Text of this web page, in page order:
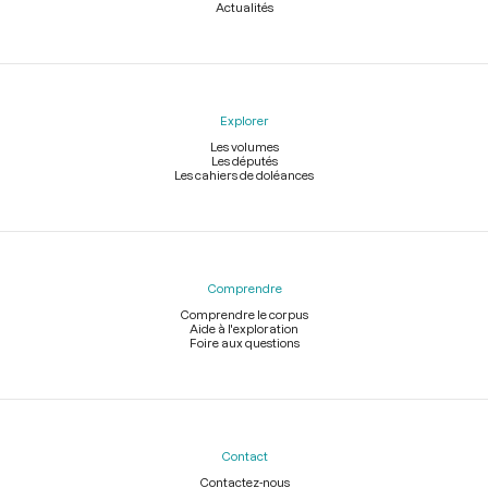
Actualités
Explorer
Les volumes
Les députés
Les cahiers de doléances
Comprendre
Comprendre le corpus
Aide à l'exploration
Foire aux questions
Contact
Contactez-nous